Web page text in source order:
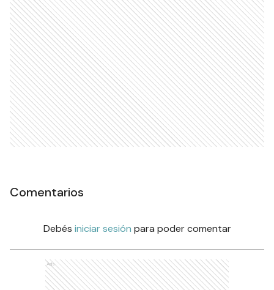
Comentarios
Debés iniciar sesión para poder comentar
Ads